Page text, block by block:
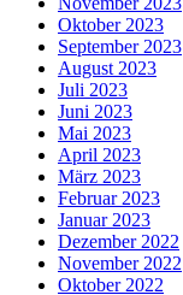
Oktober 2023
September 2023
August 2023
Juli 2023
Juni 2023
Mai 2023
April 2023
März 2023
Februar 2023
Januar 2023
Dezember 2022
November 2022
Oktober 2022